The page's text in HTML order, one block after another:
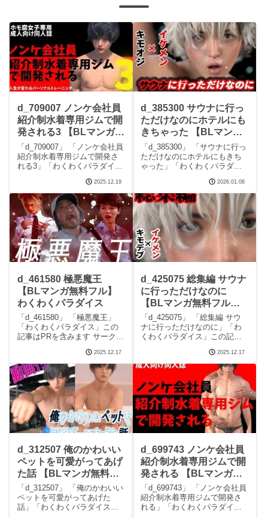
d_709007 ノンケ会社員
紹介制水着専用ジムで開
発される3 【BLマンガ無
料フル】わくわくパラダ
イス
「d_709007」 「ノンケ会社員
紹介制水着専用ジムで開発さ
れる3」「わくわくパラダイ
サークルわくわくパラダイス
のエロマンガです。 完全版は
こちらd_709007 ノンケ会社員
紹介制水着専用ジムで開発さ
れ
2025.12.19
d_385300 サウナに行っ
ただけなのにホテルにも
きちゃった 【BLマンガ
無料フル】わくわくパラ
ダイス
「d_385300」 「サウナに行っ
ただけなのにホテルにもきち
ゃった」「わくわくパラダイ
サークルわくわくパラダイス
のエロマンガです。 完全版は
こちらd_385300 サウナに行っ
ただけなのにホテルにもきち
ゃった
2026.01.08
d_461580 極悪魔王
【BLマンガ無料フル】
わくわくパラダイス
「d_461580」 「極悪魔王」
「わくわくパラダイス」この
記事はPRを含みます サークル
ンガです。 完全版はこちら
d_461580 極悪魔王の見どころ
シーン極悪魔王 画像1極悪魔王
画像2極悪魔王 画像3極悪魔王
2025.12.17
d_425075 総集編 サウナ
に行っただけなのに
【BLマンガ無料フル】
わくわくパラダイス
「d_425075」 「総集編 サウ
ナに行っただけなのに」「わ
くわくパラダイス」この記事
わくパラダイスのエロマンガ
です。 完全版はこちら
d_425075 総集編 サウナに行
っただけなのにの見どころシ
ーン総集編
2025.12.17
d_312507 俺のかわいい
ペットを可愛がってあげ
た話 【BLマンガ無料フ
ル】わくわくパラダイス
「d_312507」 「俺のかわいい
ペットを可愛がってあげた
話」「わくわくパラダイス」
d_699743 ノンケ会社員
紹介制水着専用ジムで開
発される 【BLマンガ無
料フル】わくわくパラダ
イス
「d_699743」 「ノンケ会社員
紹介制水着専用ジムで開発さ
れる」「わくわくパラダイ